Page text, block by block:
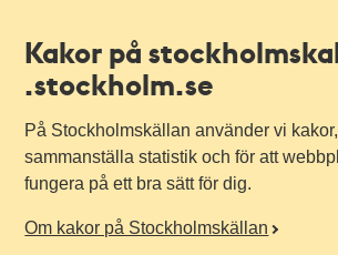
Kakor på
.stockholm.se
På Stockholmskällan använder vi
sammanställa statistik och för att
fungera på ett bra sätt för dig.
Om kakor på Stockholmskällan